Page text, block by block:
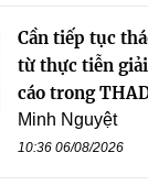
Cần tiếp tục
từ thực tiễn
cáo trong
Minh Nguyệt
10:36 06/08/2026